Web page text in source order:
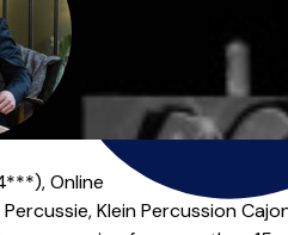
Online
Percussie,Klein Percussion